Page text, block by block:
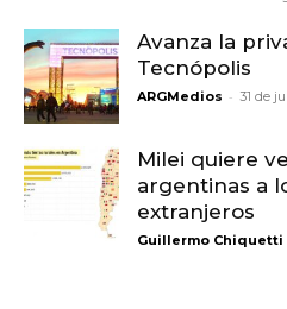
Avanza la
Tecnópolis
ARGMedios - 31 de
Milei quiere
argentinas a
extranjeros
Guillermo Chiquetti